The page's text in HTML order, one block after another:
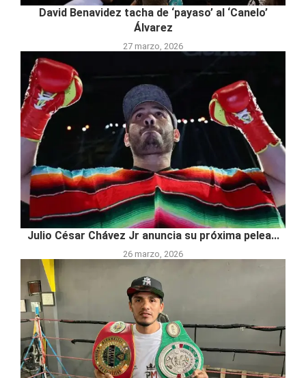
David Benavidez tacha de ‘payaso’ al ‘Canelo’
Álvarez
27 marzo, 2026
Julio César Chávez Jr anuncia su próxima pelea...
26 marzo, 2026